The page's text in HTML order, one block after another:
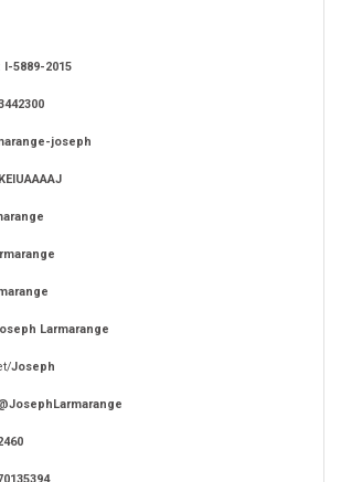
I-5889-2015
joseph
Larmarange
Joseph